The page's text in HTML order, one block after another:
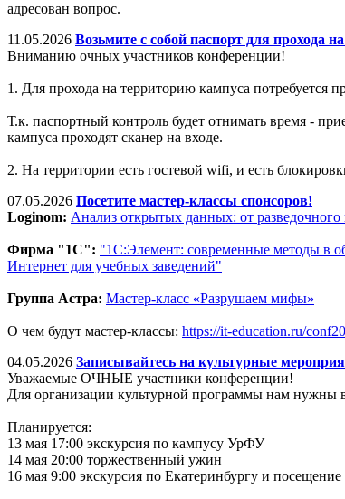
адресован вопрос.
11.05.2026 Возьмите с собой паспорт для прохода
Вниманию очных участников конференции!
1. Для прохода на территорию кампуса потребуется
Т.к. паспортный контроль будет отнимать время -
кампуса проходят сканер на входе.
2. На территории есть гостевой wifi, и есть
07.05.2026 Посетите мастер-классы спонсоров!
Loginom: Анализ открытых данных: от
Фирма "1С": "1С:Элемент: современные методы в
Интернет для учебных заведений"
Группа Астра: Мастер-класс «Разрушаем мифы»
О чем будут мастер-классы: https://it-education.ru/
04.05.2026 Записывайтесь на культурные
Уважаемые ОЧНЫЕ участники конференции!
Для организации культурной программы нам нужны
Планируется:
13 мая 17:00 экскурсия по кампусу УрФУ
14 мая 20:00 торжественный ужин
16 мая 9:00 экскурсия по Екатеринбургу и